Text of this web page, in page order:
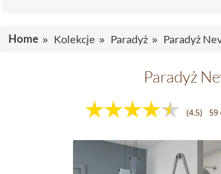
Home Kolekcje Paradyż Paradyż
Paradyż
(4.5)